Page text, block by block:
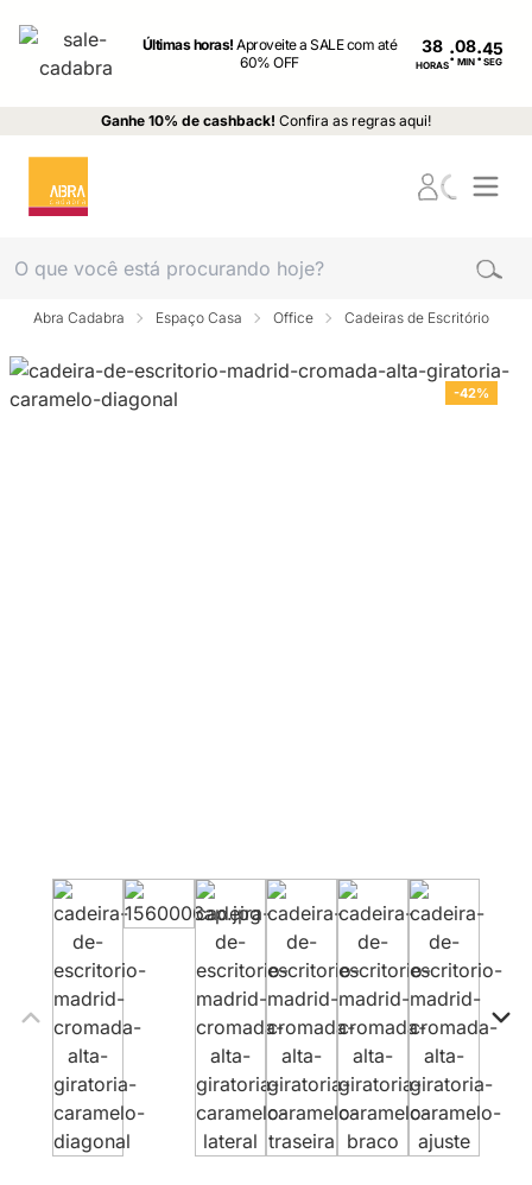
Últimas horas!Aproveite a SALE com até
60% OFF
38
HORAS: MIN : SEG
Ganhe 10% de cashback! Confira as regras aqui!
Abra Cadabra Espaço Casa Office Cadeiras de Escritório
-42%